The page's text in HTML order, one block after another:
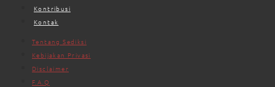
Kontribusi
Kontak
Tentang Sediksi
Kebijakan Privasi
Disclaimer
F.A.Q